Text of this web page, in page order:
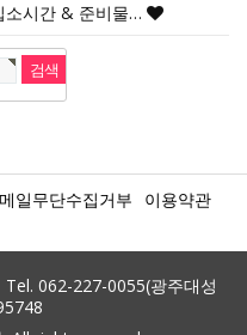
소시간 & 준비물…
일무단수집거부
이용약관
062-227-0055(광주대성